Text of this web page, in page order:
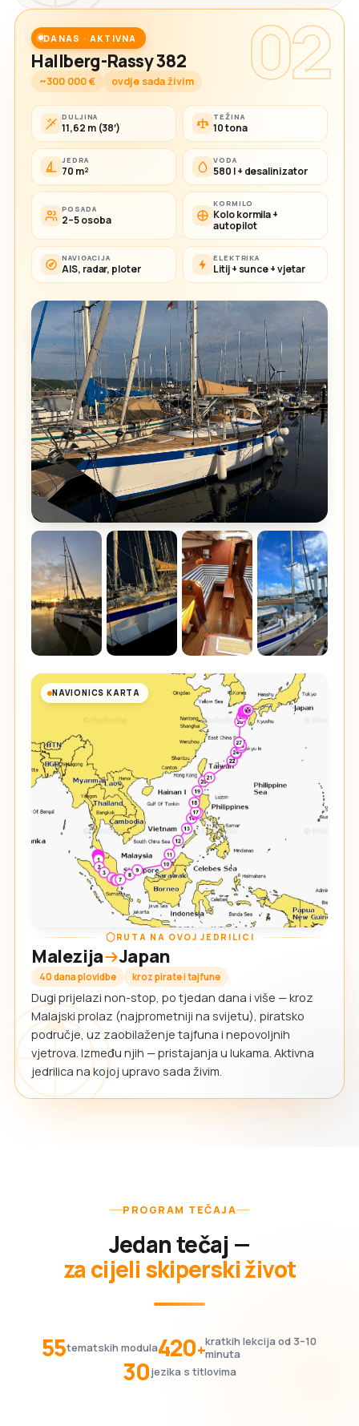
02
DANAS · AKTIVNA
Hallberg-Rassy 382
~300 000 € ovdje sada živim
DULJINA
11,62 m (38′)
TEŽINA
10 tona
JEDRA
70 m²
VODA
580 l + desalinizator
POSADA
2–5 osoba
KORMILO
Kolo kormila +
autopilot
NAVIGACIJA
AIS, radar, ploter
ELEKTRIKA
Litij + sunce + vjetar
NAVIONICS KARTA
RUTA NA OVOJ JEDRILICI
Malezija Japan
40 dana plovidbe kroz pirate i tajfune
Dugi prijelazi non-stop, po tjedan dana i više — kroz
Malajski prolaz (najprometniji na svijetu), piratsko
područje, uz zaobilaženje tajfuna i nepovoljnih
vjetrova. Između njih — pristajanja u lukama. Aktivna
jedrilica na kojoj upravo sada živim.
PROGRAM TEČAJA
Jedan tečaj —
za cijeli skiperski život
55tematskih modula420+kratkih lekcija od 3–10
minuta
30jezika s titlovima